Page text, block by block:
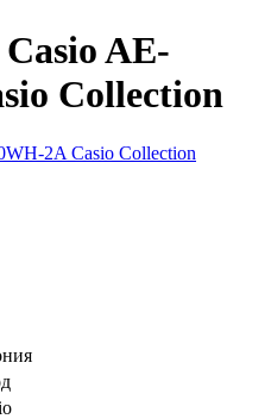
AE-
Collection